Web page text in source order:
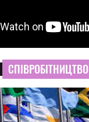
СПІВРОБІТНИЦТВО